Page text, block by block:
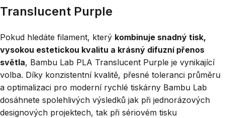
Translucent Purple
Pokud hledáte filament, který kombinuje snadný tisk,
vysokou estetickou kvalitu a krásný difuzní přenos
světla, Bambu Lab PLA Translucent Purple je vynikající
volba. Díky konzistentní kvalitě, přesné toleranci průměru
a optimalizaci pro moderní rychlé tiskárny Bambu Lab
dosáhnete spolehlivých výsledků jak při jednorázových
designových projektech, tak při sériovém tisku